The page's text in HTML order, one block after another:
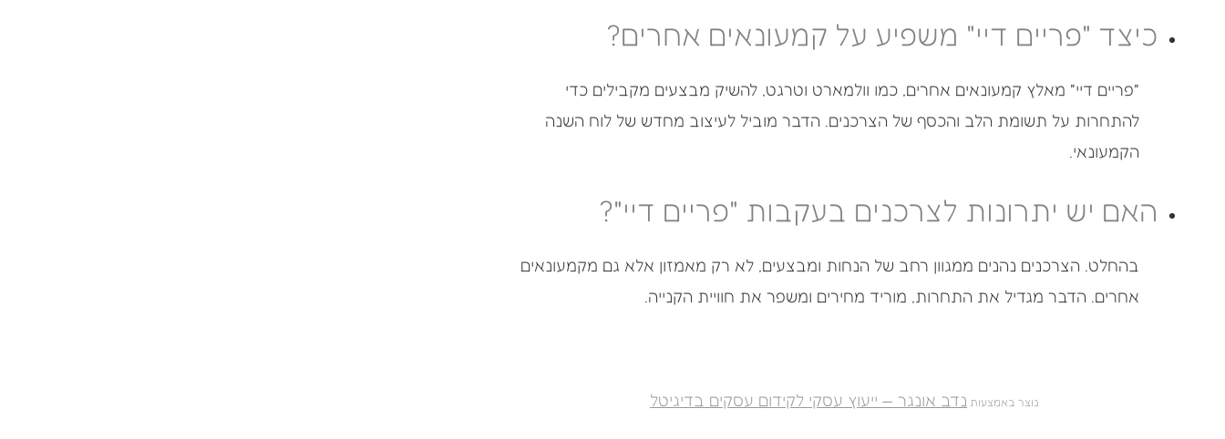
כיצד "פריים דיי" משפיע על קמעונאים אחרים?
"פריים דיי" מאלץ קמעונאים אחרים, כמו וולמארט וטרגט, להשיק מבצעים מקבילים כדי
להתחרות על תשומת הלב והכסף של הצרכנים. הדבר מוביל לעיצוב מחדש של לוח השנה
הקמעונאי.
האם יש יתרונות לצרכנים בעקבות "פריים דיי"?
בהחלט. הצרכנים נהנים ממגוון רחב של הנחות ומבצעים, לא רק מאמזון אלא גם מקמעונאים
אחרים. הדבר מגדיל את התחרות, מוריד מחירים ומשפר את חוויית הקנייה.
נוצר באמצעות נדב אונגר — ייעוץ עסקי לקידום עסקים בדיגיטל